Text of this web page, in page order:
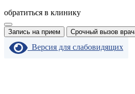
обратиться в клинику
Запись на прием Срочный вызов
Версия для слабовидящих